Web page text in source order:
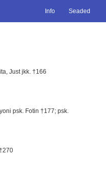
Info Seaded
Just jkk. †166
psk. Fotin †177; psk.